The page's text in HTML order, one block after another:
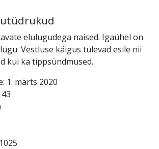
elulugudega naised. Igaühel on
Vestluse käigus tulevad esile nii
kui ka tippsündmused.
1. märts 2020